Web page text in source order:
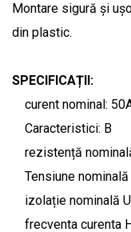
Montare sigură și
din plastic.
SPECIFICAȚII:
curent nominal:
Caracteristici: B
rezistență
Tensiune
izolație nominală
frecventa curenta